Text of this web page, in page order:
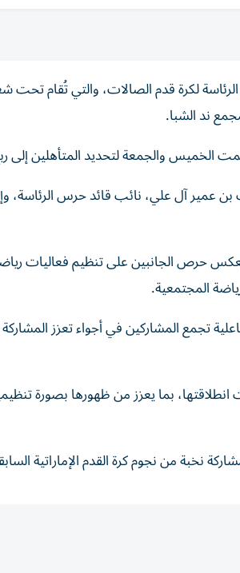
لكرة قدم الصالات، والتي تُقام تحت
ند الشبا.
بن عمير آل علي، نائب قائد حرس الرئاسة،
يعكس حرص الجانبين على تنظيم فعاليات
المجتمعية.
تجمع المشاركين في أجواء تعزز
بما يعزز من ظهورها بصورة
نخبة من نجوم كرة القدم الإماراتية